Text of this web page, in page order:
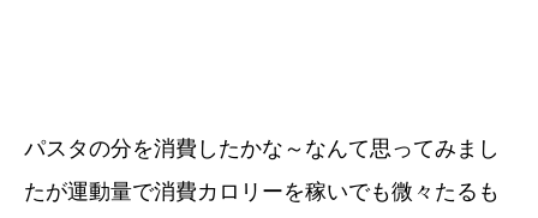
パスタの分を消費したかな～なんて思ってみまし
たが運動量で消費カロリーを稼いでも微々たるも